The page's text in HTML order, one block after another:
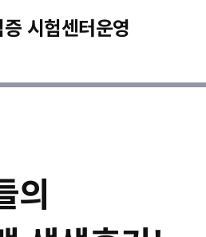
시험센터운영
의